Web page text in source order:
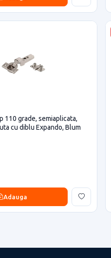
110 grade, semiaplicata,
cu diblu Expando, Blum
Adauga